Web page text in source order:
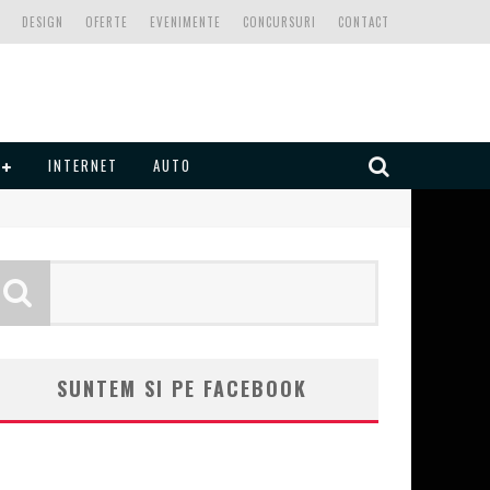
CONTACT
CONCURSURI
EVENIMENTE
OFERTE
DESIGN
INTERNET AUTO
SUNTEM SI PE FACEBOOK